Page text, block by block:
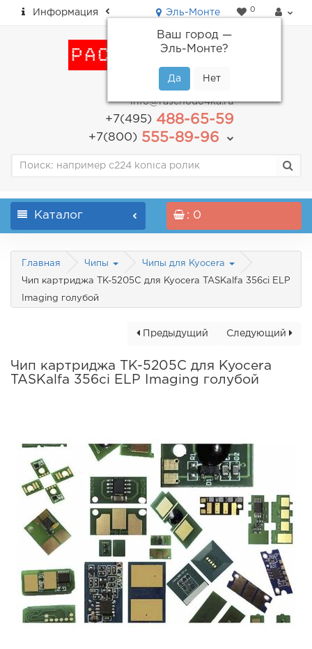
Информация Эль-Монте
Ваш город —
Эль-Монте?
0
пн-пт: с 9.00 до 18.00
info@raschodo4ka.ru
+7(495)488-65-59
+7(800)555-89-96
Каталог : 0
Главная Чипы Чипы для Kyocera
Чип картриджа TK-5205C для Kyocera TASKalfa 356ci ELP
Imaging голубой
Следующий
Предыдущий
Чип картриджа TK-5205C для Kyocera
TASKalfa 356ci ELP Imaging голубой